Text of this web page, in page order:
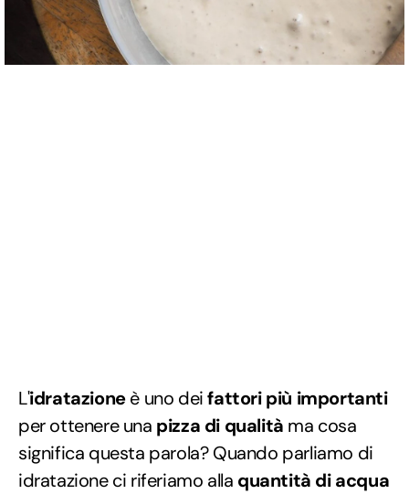
L'idratazioneè uno deifattori più importanti
per ottenere una pizza di qualità ma cosa
significa questa parola? Quando parliamo di
idratazione ci riferiamo alla quantità di acqua